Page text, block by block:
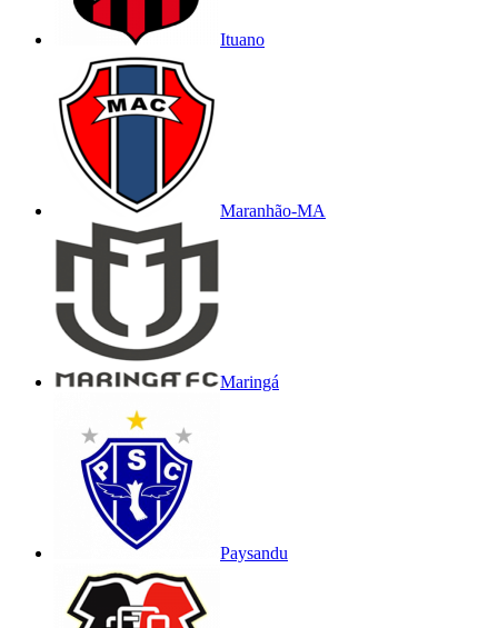
Ituano
Maranhão-MA
Maringá
Paysandu